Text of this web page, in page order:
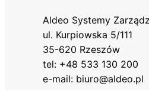
Aldeo Systemy
ul. Kurpiowska 5/111
35-620 Rzeszów
tel: +48 533 130 200
e-mail: biuro@aldeo.pl